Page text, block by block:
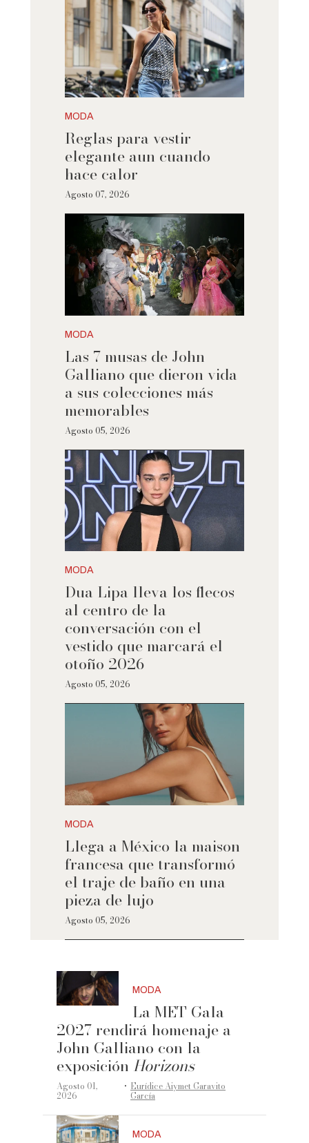
MODA
Reglas para vestir
elegante aun cuando
hace calor
Agosto 07, 2026
MODA
Las 7 musas de John
Galliano que dieron vida
a sus colecciones más
memorables
Agosto 05, 2026
MODA
Dua Lipa lleva los flecos
al centro de la
conversación con el
vestido que marcará el
otoño 2026
Agosto 05, 2026
MODA
Llega a México la maison
francesa que transformó
el traje de baño en una
pieza de lujo
Agosto 05, 2026
MODA
La MET Gala
2027 rendirá homenaje a
John Galliano con la
exposición Horizons
Agosto 01,
2026 ·Eurídice Aiymet Garavito
García
MODA